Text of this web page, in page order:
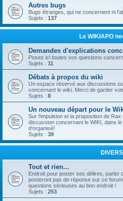
Autres bugs
Bugs étranges, qui ne concernent ni
Sujets : 137
Le WIKIAPO
Demandes d'explications
Posez ici toutes vos questions
Sujets : 11
Débats à propos du wiki
Un espace réservé aux discussions
concernant le wiki. Merci de garder
Sujets : 8
Un nouveau départ pour le
Sur l'impulsion et la proposition de
discussion concernant le WIKI, dans
d'organisé!
Sujets : 39
DIVERS
Tout et rien...
Endroit pour poster ses délires, parler
posteront pas de réponse sur ce
questions sérieuses au bon endroit !
Sujets : 253